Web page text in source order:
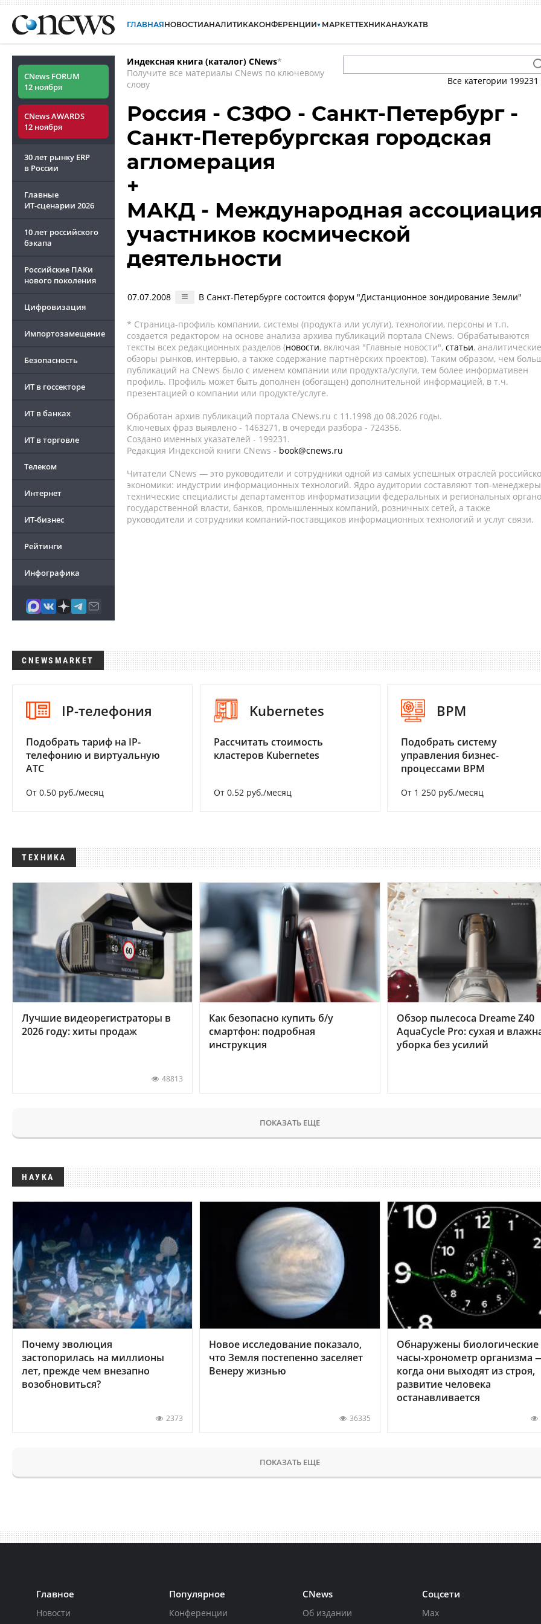
ГЛАВНАЯНОВОСТИАНАЛИТИКАКОНФЕРЕНЦИИ МАРКЕТТЕХНИКАНАУКАТВ
CNews FORUM
12 ноября
CNews AWARDS
12 ноября
30 лет рынку ERP
в России
Главные
ИТ-сценарии 2026
10 лет российского
бэкапа
Российские ПАКи
нового поколения
Цифровизация
Импортозамещение
Безопасность
ИТ в госсекторе
ИТ в банках
ИТ в торговле
Телеком
Интернет
ИТ-бизнес
Рейтинги
Инфографика
Индексная книга (каталог) CNews*
Получите все материалы CNews по ключевому
слову
Все категории 199231
Россия - СЗФО - Санкт-Петербург -
Санкт-Петербургская городская
агломерация
+
МАКД - Международная
участников космической
деятельности
07.07.2008 В Санкт-Петербурге состоится форум "Дистанционное зондирование Земли"
* Страница-профиль компании, системы (продукта или услуги), технологии, персоны и т.п.
создается редактором на основе анализа архива публикаций портала CNews. Обрабатываются
тексты всех редакционных разделов (новости, включая "Главные новости", статьи, аналитические
обзоры рынков, интервью, а также содержание партнёрских проектов). Таким образом, чем
публикаций на CNews было с именем компании или продукта/услуги, тем более информативен
профиль. Профиль может быть дополнен (обогащен) дополнительной информацией, в т.ч.
презентацией о компании или продукте/услуге.
Обработан архив публикаций портала CNews.ru c 11.1998 до 08.2026 годы.
Ключевых фраз выявлено - 1463271, в очереди разбора - 724356.
Создано именных указателей - 199231.
Редакция Индексной книги CNews - book@cnews.ru
Читатели CNews — это руководители и сотрудники одной из самых успешных отраслей
экономики: индустрии информационных технологий. Ядро аудитории составляют топ-
технические специалисты департаментов информатизации федеральных и региональных
государственной власти, банков, промышленных компаний, розничных сетей, а также
руководители и сотрудники компаний-поставщиков информационных технологий и услуг связи.
CNEWSMARKET
IP-телефония
Подобрать тариф на IP-
телефонию и виртуальную
АТС
От 0.50 руб./месяц
Kubernetes
Рассчитать стоимость
кластеров Kubernetes
От 0.52 руб./месяц
BPM
Подобрать систему
управления бизнес-
процессами BPM
От 1 250 руб./месяц
ТЕХНИКА
Лучшие видеорегистраторы в
2026 году: хиты продаж
48813
Как безопасно купить б/у
смартфон: подробная
инструкция
Обзор пылесоса Dreame Z40
AquaCycle Pro: сухая и
уборка без усилий
ПОКАЗАТЬ ЕЩЕ
НАУКА
Почему эволюция
застопорилась на миллионы
лет, прежде чем внезапно
возобновиться?
2373
Новое исследование показало,
что Земля постепенно заселяет
Венеру жизнью
36335
Обнаружены биологические
часы-хронометр организма
когда они выходят из строя,
развитие человека
останавливается
ПОКАЗАТЬ ЕЩЕ
Главное
Новости
Популярное
Конференции
CNews
Об издании
Соцсети
Max